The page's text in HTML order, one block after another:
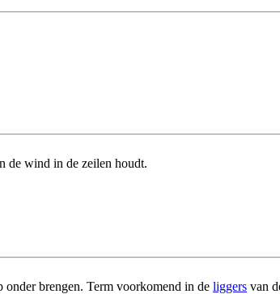
de wind in de zeilen houdt.
onder brengen. Term voorkomend in de liggers van